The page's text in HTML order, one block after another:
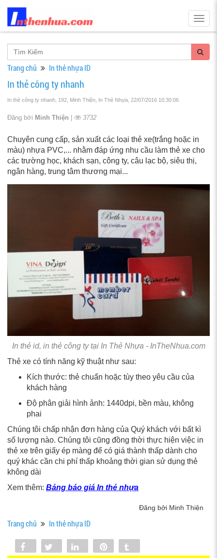
Trang chủ In thẻ nhựa ID
In thẻ công ty nhanh
In thẻ công ty nhanh, 192, Minh Thiện, In Thẻ Nhựa , 22/07/2016 10:30:06
Đăng bởi Minh Thiện | 3732
Chuyên cung cấp, sản xuất các loại thẻ xe(trắng hoặc in
màu) nhựa PVC,... nhằm đáp ứng nhu cầu làm thẻ xe cho
các trường học, khách sạn, công ty, câu lạc bộ, siêu thị,
ngân hàng, trung tâm thương mại...
In thẻ id, in thẻ công ty tại In Thẻ Nhựa - InTheNhua.com
Thẻ xe có tính năng kỹ thuật như sau:
Kích thước: thẻ chuẩn hoặc tùy theo yêu cầu của
khách hàng
Độ phân giải hình ảnh: 1440dpi, bền màu, không
phai
Chúng tôi chấp nhận đơn hàng của Quý khách với bất kì
số lượng nào. Chúng tôi cũng đồng thời thực hiện việc in
thẻ xe trên giấy ép màng để có giá thành thấp dành cho
quý khác cần chi phí thấp khoảng thời gian sử dụng thẻ
không dài
Xem thêm: Bảng báo giá In thẻ nhựa
Đăng bởi Minh Thiện
Trang chủ In thẻ nhựa ID
Share Tweet Share